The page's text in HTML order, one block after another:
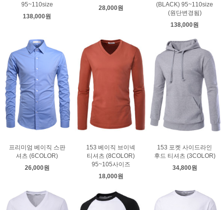
95~110size
138,000원
28,000원
(BLACK) 95~110size
(원단변경됨)
138,000원
프리미엄 베이직 스판
셔츠 (6COLOR)
26,000원
153 베이직 브이넥
티셔츠 (8COLOR)
95~105사이즈
18,000원
153 포켓 사이드라인
후드 티셔츠 (3COLOR)
34,800원